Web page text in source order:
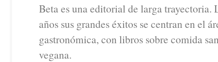
Beta es una editorial de larga trayectoria.
años sus grandes éxitos se centran en el
gastronómica, con libros sobre comida
vegana.